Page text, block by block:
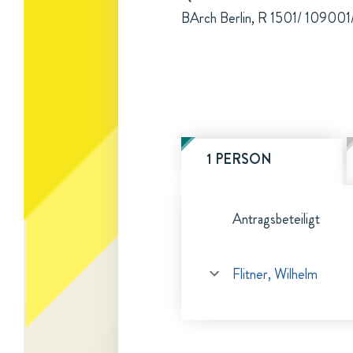
BArch Berlin, R 1501/
1 PERSON
Antragsbeteiligt
Flitner, Wilhelm